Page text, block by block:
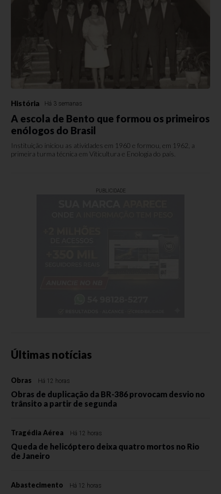
História Há 3 semanas
A escola de Bento que formou os primeiros
enólogos do Brasil
Instituição iniciou as atividades em 1960 e formou, em 1962, a
primeira turma técnica em Viticultura e Enologia do país.
PUBLICIDADE
Últimas notícias
Obras Há 12 horas
Obras de duplicação da BR-386 provocam desvio no
trânsito a partir de segunda
Tragédia Aérea Há 12 horas
Queda de helicóptero deixa quatro mortos no Rio
de Janeiro
Abastecimento Há 12 horas